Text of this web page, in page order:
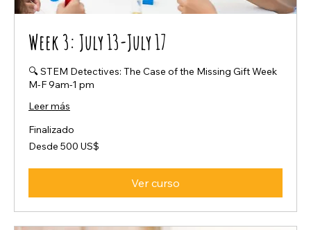
Week 3: July 13-July 17
🔍 STEM Detectives: The Case of the Missing Gift Week
M-F 9am-1 pm
Leer más
Finalizado
Desde
500
Desde 500 US$
Ver curso